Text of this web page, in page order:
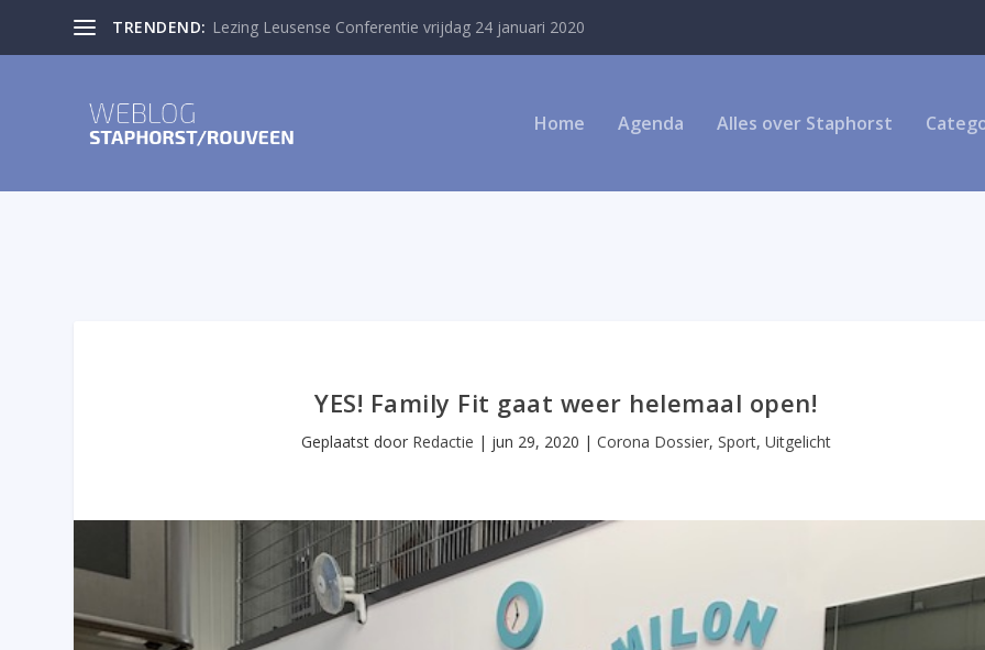
TRENDEND: Lezing Leusense Conferentie vrijdag 24 januari 2020
Home Agenda Alles over Staphorst
YES! Family Fit gaat weer helemaal open!
Geplaatst door Redactie | jun 29, 2020 | Corona Dossier, Sport, Uitgelicht